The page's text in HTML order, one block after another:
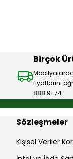
Birçok
fiyatlarını
888 91 74
Sözleşmeler
Kişisel Veriler